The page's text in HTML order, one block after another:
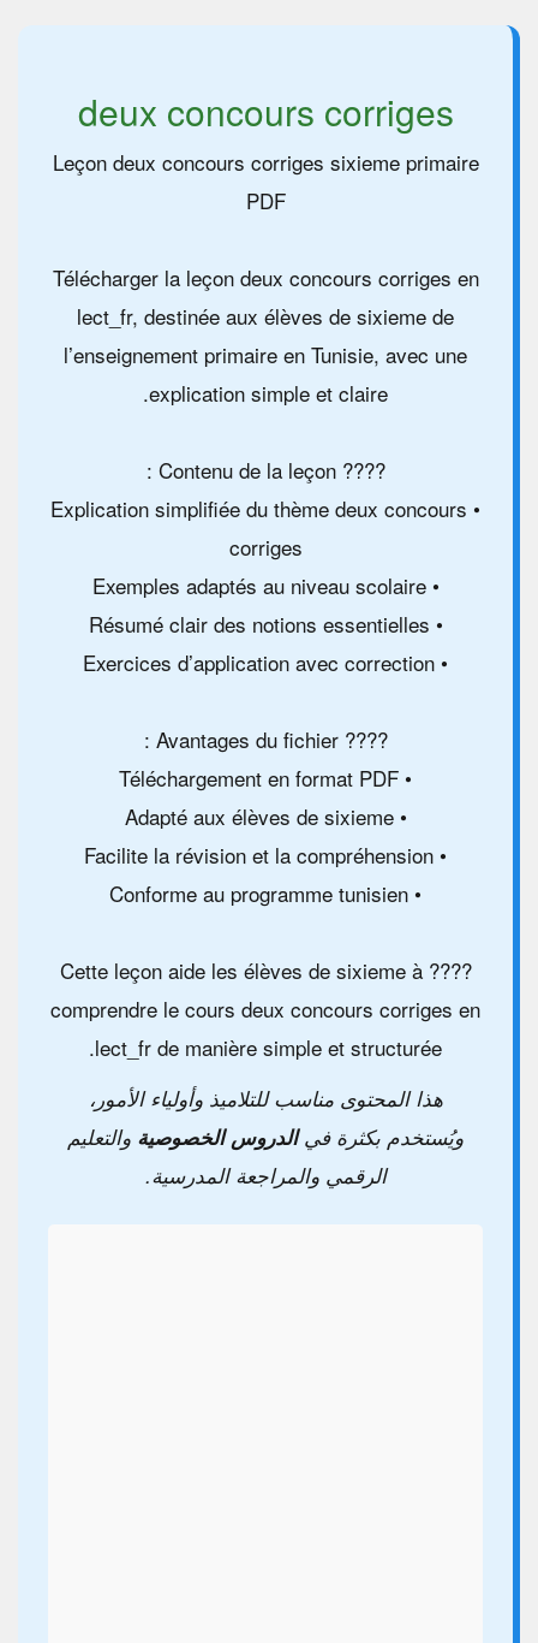
deux concours corriges
Leçon deux concours corriges sixieme primaire
PDF
Télécharger la leçon deux concours corriges en
lect_fr, destinée aux élèves de sixieme de
l’enseignement primaire en Tunisie, avec une
explication simple et claire.
???? Contenu de la leçon :
• Explication simplifiée du thème deux concours
corriges
• Exemples adaptés au niveau scolaire
• Résumé clair des notions essentielles
• Exercices d’application avec correction
???? Avantages du fichier :
• Téléchargement en format PDF
• Adapté aux élèves de sixieme
• Facilite la révision et la compréhension
• Conforme au programme tunisien
???? Cette leçon aide les élèves de sixieme à
comprendre le cours deux concours corriges en
lect_fr de manière simple et structurée.
هذا المحتوى مناسب للتلاميذ وأولياء الأمور،
ويُستخدم بكثرة فيالدروس الخصوصية والتعليم
الرقمي والمراجعة المدرسية.